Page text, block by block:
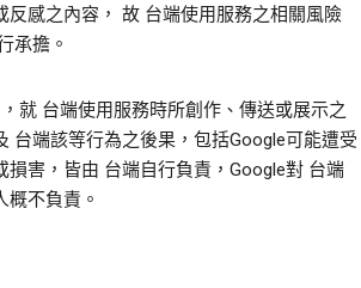
反感之內容， 故 台端使用服務之相關風險
承擔。
就 台端使用服務時所創作、傳送或展示之
台端該等行為之後果，包括Google可能遭受
損害，皆由 台端自行負責，Google對 台端
概不負責。